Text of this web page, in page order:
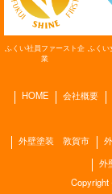
ふくい社員ファースト企
業
ふくい
HOME 会社概要
外壁塗装 敦賀市
外
Copyright